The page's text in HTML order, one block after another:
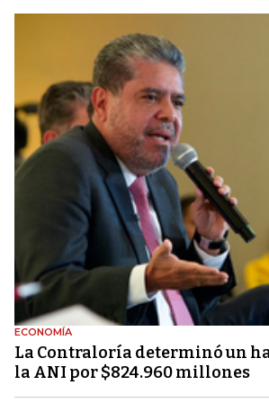
ECONOMÍA
La Contraloría determinó un
la ANI por $824.960 millones